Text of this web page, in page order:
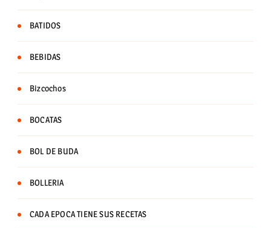
BATIDOS
BEBIDAS
Bizcochos
BOCATAS
BOL DE BUDA
BOLLERIA
CADA EPOCA TIENE SUS RECETAS